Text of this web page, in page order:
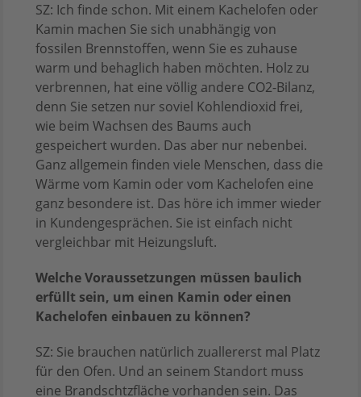
SZ: Ich finde schon. Mit einem Kachelofen oder
Kamin machen Sie sich unabhängig von
fossilen Brennstoffen, wenn Sie es zuhause
warm und behaglich haben möchten. Holz zu
verbrennen, hat eine völlig andere CO2-Bilanz,
denn Sie setzen nur soviel Kohlendioxid frei,
wie beim Wachsen des Baums auch
gespeichert wurden. Das aber nur nebenbei.
Ganz allgemein finden viele Menschen, dass die
Wärme vom Kamin oder vom Kachelofen eine
ganz besondere ist. Das höre ich immer wieder
in Kundengesprächen. Sie ist einfach nicht
vergleichbar mit Heizungsluft.
Welche Voraussetzungen müssen baulich
erfüllt sein, um einen Kamin oder einen
Kachelofen einbauen zu können?
SZ: Sie brauchen natürlich zuallererst mal Platz
für den Ofen. Und an seinem Standort muss
eine Brandschtzfläche vorhanden sein. Das